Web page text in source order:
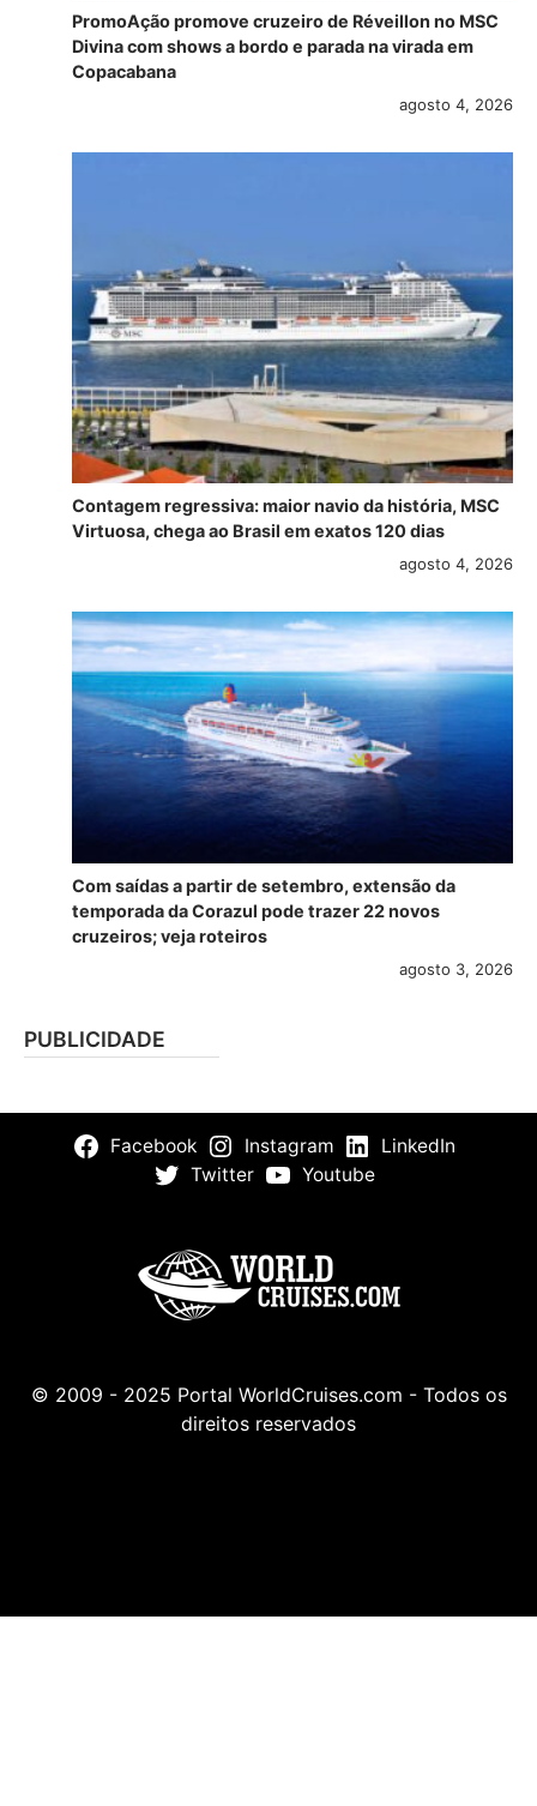
PromoAção promove cruzeiro de Réveillon no MSC
Divina com shows a bordo e parada na virada em
Copacabana
agosto 4, 2026
Contagem regressiva: maior navio da história, MSC
Virtuosa, chega ao Brasil em exatos 120 dias
agosto 4, 2026
Com saídas a partir de setembro, extensão da
temporada da Corazul pode trazer 22 novos
cruzeiros; veja roteiros
agosto 3, 2026
PUBLICIDADE
Facebook Instagram
LinkedIn
Twitter
Youtube
© 2009 - 2025 Portal WorldCruises.com - Todos os
direitos reservados